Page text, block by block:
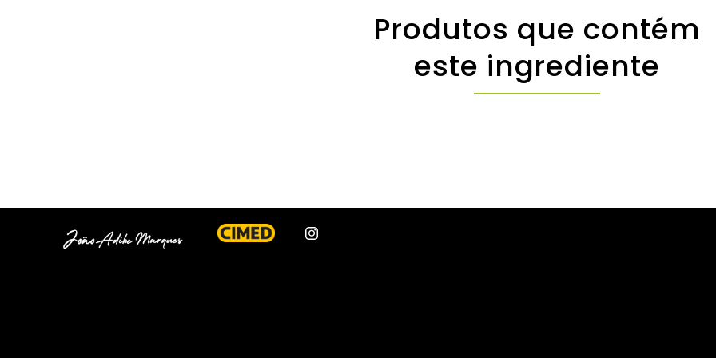
Produtos que contém
este ingrediente